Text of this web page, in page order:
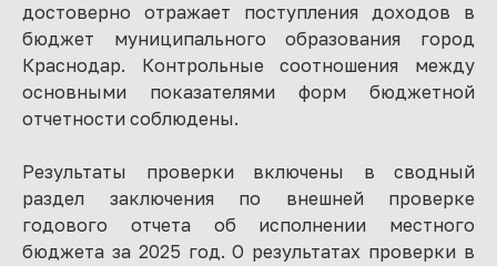
достоверно отражает поступления доходов в
бюджет муниципального образования город
Краснодар. Контрольные соотношения между
основными показателями форм бюджетной
отчетности соблюдены.
Результаты проверки включены в сводный
раздел заключения по внешней проверке
годового отчета об исполнении местного
бюджета за 2025 год. О результатах проверки в